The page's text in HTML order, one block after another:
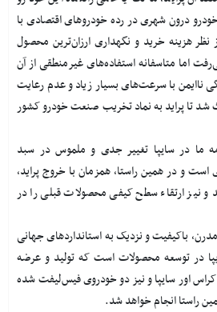
خودرو درون شهری در رده خودروهای اقتصادی با
هزینه خرید و نگهداری ارزان‌ترین محصول
اما متاسفانه‌ استفاده‌های غیرمنطقی از آن
ناایمن با سرعت‌های بسیار زیاد و عدم رعایت
شد تا پراید به نماد تخریب صنعت خودرو کشور
ما در سایپا تغییر جدی و ملموس در سبد
و در همین راستا، همزمان با خروج پراید،
و نیز ارتقاء سطح کیفی محصولات قبلی را در
باکیفیت و نزدیک به استانداردهای جهانی
در توسعه محصولات است که تولید و عرضه
اور سایپا و نیز دو خودروی فیس‌لیفت شده